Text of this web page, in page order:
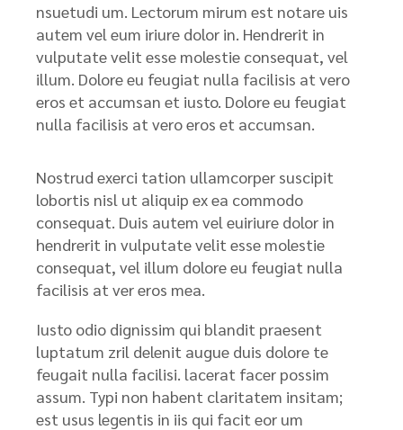
nsuetudi um. Lectorum mirum est notare uis
autem vel eum iriure dolor in. Hendrerit in
vulputate velit esse molestie consequat, vel
illum. Dolore eu feugiat nulla facilisis at vero
eros et accumsan et iusto. Dolore eu feugiat
nulla facilisis at vero eros et accumsan.
Nostrud exerci tation ullamcorper suscipit
lobortis nisl ut aliquip ex ea commodo
consequat. Duis autem vel euiriure dolor in
hendrerit in vulputate velit esse molestie
consequat, vel illum dolore eu feugiat nulla
facilisis at ver eros mea.
Iusto odio dignissim qui blandit praesent
luptatum zril delenit augue duis dolore te
feugait nulla facilisi. lacerat facer possim
assum. Typi non habent claritatem insitam;
est usus legentis in iis qui facit eor um